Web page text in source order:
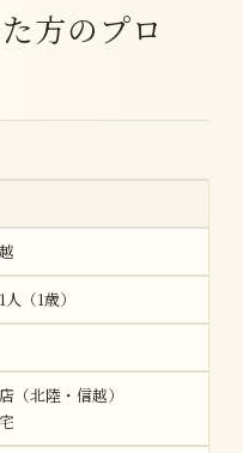
方のプロ
（1歳）
（北陸・信越）